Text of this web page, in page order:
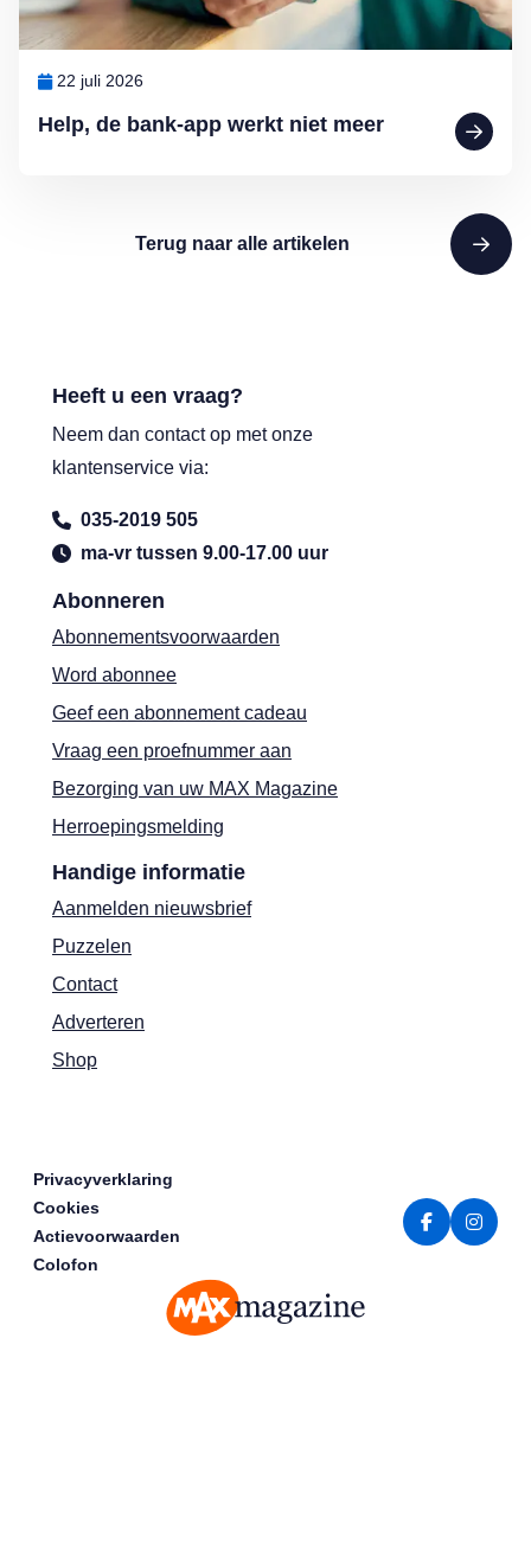
Help, de bank-app werkt niet meer
22 juli 2026
Terug naar alle artikelen
Abonneren
Abonnementsvoorwaarden
Word abonnee
Geef een abonnement cadeau
Vraag een proefnummer aan
Bezorging van uw MAX Magazine
Herroepingsmelding
Handige informatie
Aanmelden nieuwsbrief
Puzzelen
Contact
Adverteren
Shop
Heeft u een vraag?
Neem dan contact op met onze
klantenservice via:
035-2019 505
ma-vr tussen 9.00-17.00 uur
Privacyverklaring
Cookies
Actievoorwaarden
Colofon